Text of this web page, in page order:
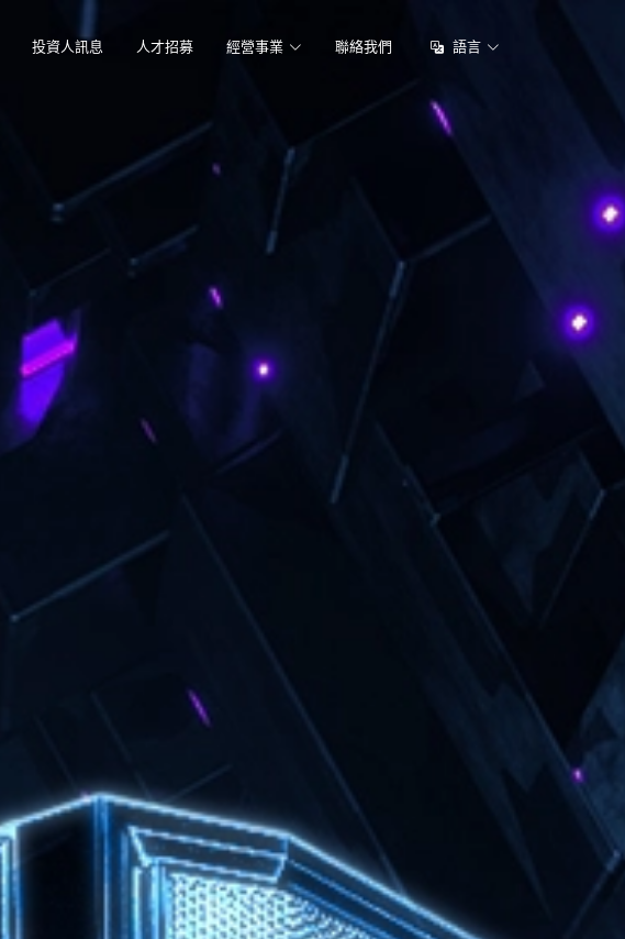
投資人訊息 人才招募 經營事業 聯絡我們 語言